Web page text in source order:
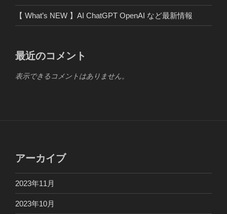
【 What’s NEW 】AI ChatGPT OpenAI など最新情報
最近のコメント
表示できるコメントはありません。
アーカイブ
2023年11月
2023年10月